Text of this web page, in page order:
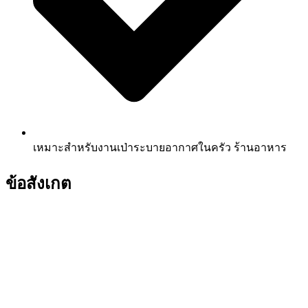
เหมาะสำหรับงานเป่าระบายอากาศในครัว ร้านอาหาร
ข้อสังเกต